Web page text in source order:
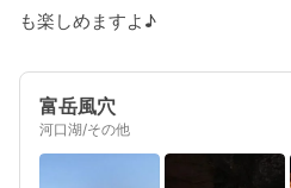
も楽しめますよ♪
富岳風穴
河口湖/その他